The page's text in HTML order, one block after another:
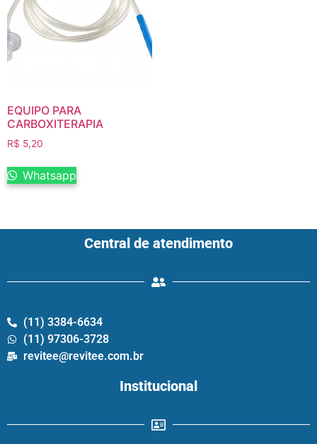
EQUIPO PARA
CARBOXITERAPIA
R$ 5,20
Whatsapp
Central de atendimento
(11) 3384-6634
(11) 97306-3728
revitee@revitee.com.br
Institucional